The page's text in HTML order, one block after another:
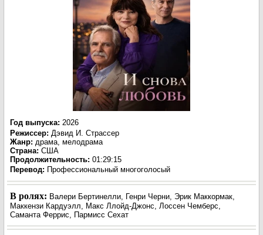
Год выпуска: 2026
Режиссер: Дэвид И. Страссер
Жанр: драма, мелодрама
Страна: США
Продолжительность: 01:29:15
Перевод: Профессиональный многоголосый
В ролях: Валери Бертинелли, Генри Черни, Эрик Маккормак,
Маккензи Кардуэлл, Макс Ллойд-Джонс, Лоссен Чемберс,
Саманта Феррис, Пармисс Сехат